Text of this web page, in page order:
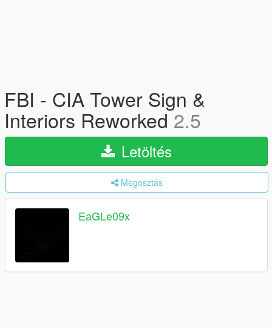
FBI - CIA Tower Sign &
Interiors Reworked2.5
Letöltés
Megosztás
EaGLe09x